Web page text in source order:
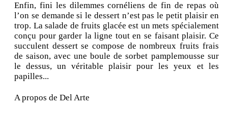
Enfin, fini les dilemmes cornéliens de fin de repas où
l’on se demande si le dessert n’est pas le petit plaisir en
trop. La salade de fruits glacée est un mets spécialement
conçu pour garder la ligne tout en se faisant plaisir. Ce
succulent dessert se compose de nombreux fruits frais
de saison, avec une boule de sorbet pamplemousse sur
le dessus, un véritable plaisir pour les yeux et les
papilles...
A propos de Del Arte